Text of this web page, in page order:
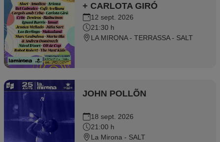
+ CARLOTA GIRÓ
12 sept. 2026
21:30 h
LA MIRONA - TERRASSA - SALT
JOHN POLLÕN
18 sept. 2026
21:00 h
La Mirona - SALT